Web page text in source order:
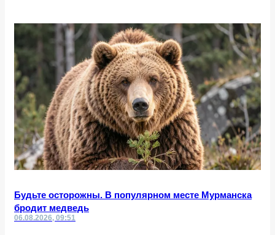
Будьте осторожны. В популярном месте Мурманска
бродит медведь
06.08.2026, 09:51